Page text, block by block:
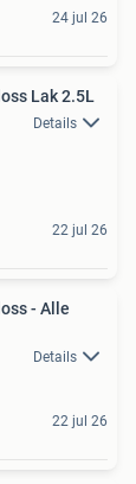
24 jul 26
Lak 2.5L
Details
22 jul 26
- Alle
Details
22 jul 26